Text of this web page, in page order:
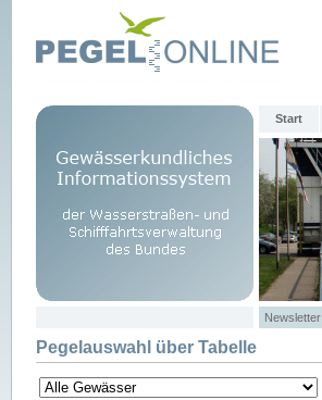
Start
Newsletter
Pegelauswahl über Tabelle